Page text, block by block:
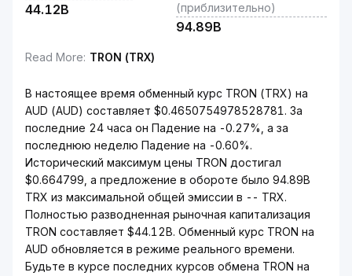
44.12B
(приблизительно)
94.89B
Read More: TRON (TRX)
В настоящее время обменный курс TRON (TRX) на
AUD (AUD) составляет $0.4650754978528781. За
последние 24 часа он Падение на -0.27%, а за
последнюю неделю Падение на -0.60%.
Исторический максимум цены TRON достигал
$0.664799, а предложение в обороте было 94.89B
TRX из максимальной общей эмиссии в -- TRX.
Полностью разводненная рыночная капитализация
TRON составляет $44.12B. Обменный курс TRON на
AUD обновляется в режиме реального времени.
Будьте в курсе последних курсов обмена TRON на